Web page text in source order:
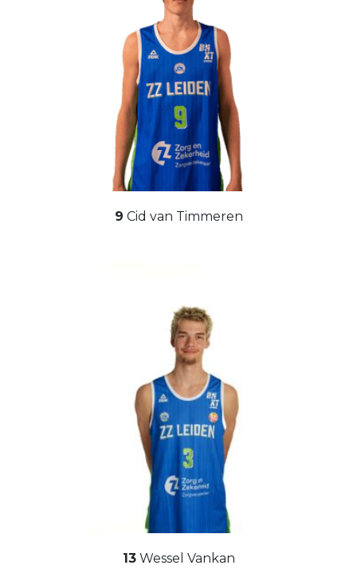
9 Cid van Timmeren
13Wessel Vankan